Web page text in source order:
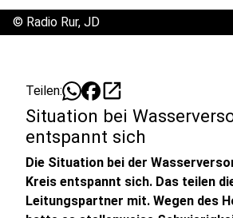
© Radio Rur, JD
Teilen: open_in_new
Situation bei
entspannt sich
Die Situation bei der
Kreis entspannt sich. Das teilen
Leitungspartner mit. Wegen des